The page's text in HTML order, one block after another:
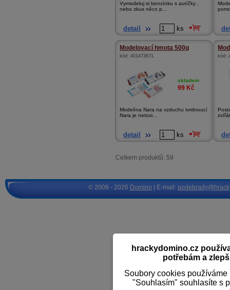
Vymodeluj si benzínku s autíčky ,
nebo zkus něco p...
detail ks
Modelovací hmota 500g
kód: 401473671,
skladem
99 Kč
Modelína Nara na vzduchu tvrdnoucí
Nara je netoxi...
detail ks
kód:
Celkem produktů: 59
hrackydomino.cz
potřebám a
Soubory cookies
"Souhlasím" souhlasíte s
© 2008 - 2026 Domino | E-mail: